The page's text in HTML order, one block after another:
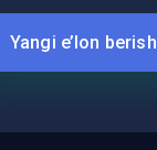
Yangi e’lon berish